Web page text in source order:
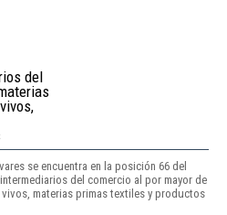
del
se encuentra en la posición 66 del
del comercio al por mayor de
materias primas textiles y productos